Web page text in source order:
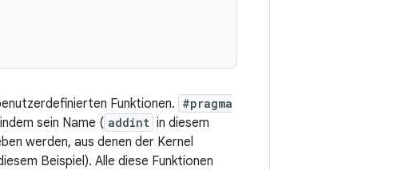
Funktionen. #pragma
sein Name ( addint in diesem
werden, aus denen der Kernel
Beispiel). Alle diese Funktionen